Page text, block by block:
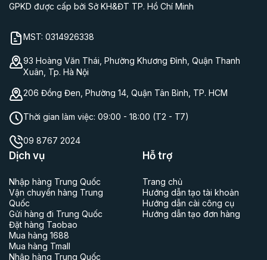
GPKD được cấp bởi Sở KH&ĐT TP. Hồ Chí Minh
MST: 0314926338
93 Hoàng Văn Thái, Phường Khương Đình, Quận Thanh
Xuân, Tp. Hà Nội
206 Đồng Đen, Phường 14, Quận Tân Bình, TP. HCM
Thời gian làm việc: 09:00 - 18:00 (T2 - T7)
09 8767 2024
Dịch vụ
Nhập hàng Trung Quốc
Vận chuyển hàng Trung
Quốc
Gửi hàng đi Trung Quốc
Đặt hàng Taobao
Mua hàng 1688
Mua hàng Tmall
Nhập hàng Trung Quốc
Hỗ trợ
Trang chủ
Hướng dẫn tạo tài khoản
Hướng dẫn cài công cụ
Hướng dẫn tạo đơn hàng